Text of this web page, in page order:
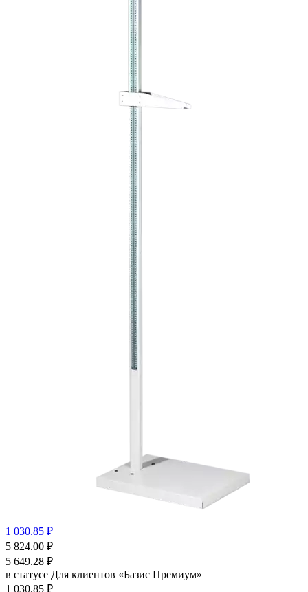
1 030.85 ₽
5 824.00 ₽
5 649.28 ₽
в статусе Для клиентов «Базис Премиум»
1 030.85 ₽